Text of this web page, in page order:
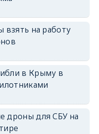
взять на работу
в Крыму в
дроны для СБУ на